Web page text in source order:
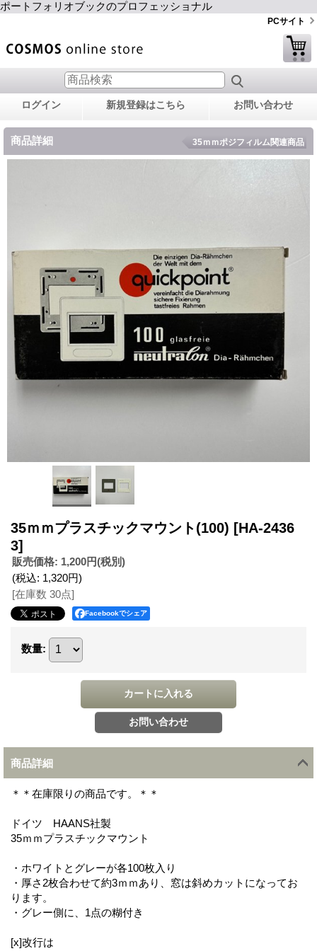
ポートフォリオブックのプロフェッショナル
PCサイト
ログイン 新規登録はこちら お問い合わせ
商品詳細 35ｍｍポジフィルム関連商品
35ｍｍプラスチックマウント(100) [HA-2436
3]
販売価格: 1,200円(税別)
(税込: 1,320円)
[在庫数 30点]
Facebookでシェア
数量:
商品詳細
＊＊在庫限りの商品です。＊＊
ドイツ HAANS社製
35ｍｍプラスチックマウント
・ホワイトとグレーが各100枚入り
・厚さ2枚合わせて約3ｍｍあり、窓は斜めカットになってお
ります。
・グレー側に、1点の糊付き
[x]改行は